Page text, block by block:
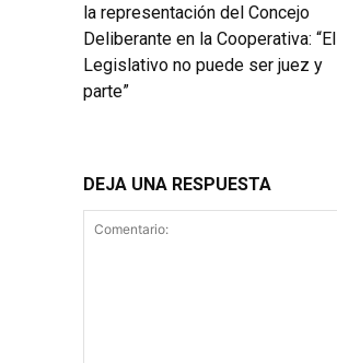
la representación del Concejo
Deliberante en la Cooperativa: “El
Legislativo no puede ser juez y
parte”
DEJA UNA RESPUESTA